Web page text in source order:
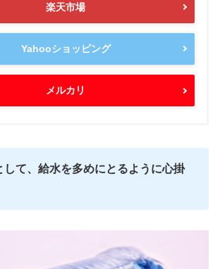
楽天市場
Yahooショッピング
メルカリ
て、給水を多めにとるように心掛